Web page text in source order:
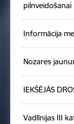
pilnveidošanai
Informācija
Nozares
IEKŠĒJĀS
Vadlīnijas III